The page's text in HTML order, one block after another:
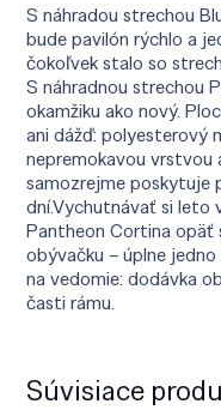
S náhradou strechou
bude pavilón rýchlo a
čokoľvek stalo so
S náhradnou strechou
okamžiku ako nový.
ani dážď: polyesterový
nepremokavou vrstvou
samozrejme poskytuje
dní.Vychutnávať si leto
Pantheon Cortina opäť
obývačku – úplne
na vedomie: dodávka
časti rámu.
Súvisiace